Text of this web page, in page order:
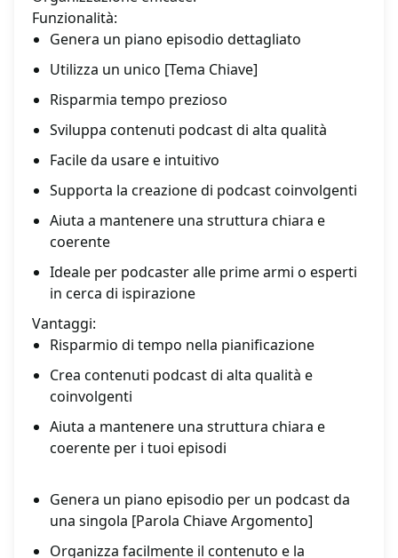
Funzionalità:
Genera un piano episodio dettagliato
Utilizza un unico [Tema Chiave]
Risparmia tempo prezioso
Sviluppa contenuti podcast di alta qualità
Facile da usare e intuitivo
Supporta la creazione di podcast coinvolgenti
Aiuta a mantenere una struttura chiara e
coerente
Ideale per podcaster alle prime armi o esperti
in cerca di ispirazione
Vantaggi:
Risparmio di tempo nella pianificazione
Crea contenuti podcast di alta qualità e
coinvolgenti
Aiuta a mantenere una struttura chiara e
coerente per i tuoi episodi
Genera un piano episodio per un podcast da
una singola [Parola Chiave Argomento]
Organizza facilmente il contenuto e la